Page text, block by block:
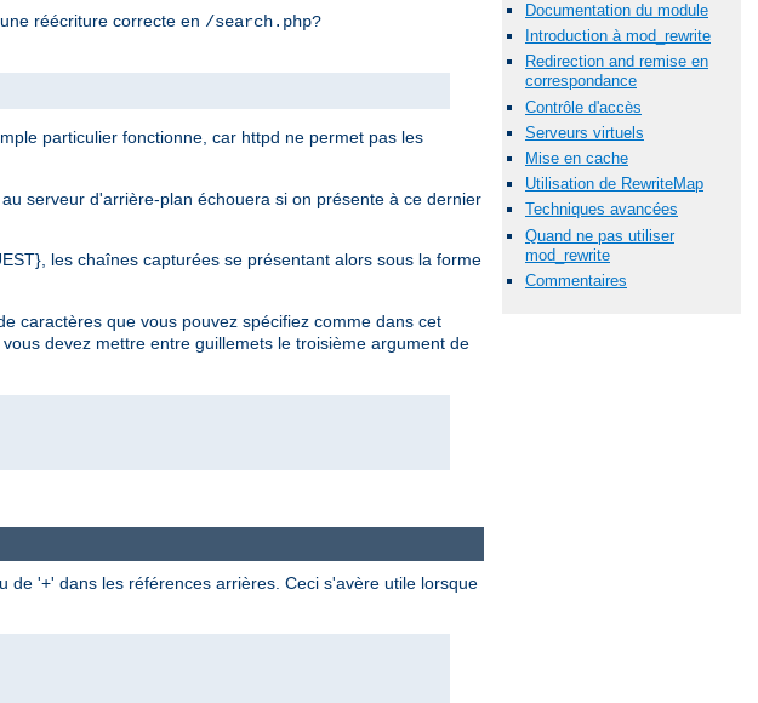
Documentation du module
Introduction à mod_rewrite
Redirection and remise en
correspondance
Contrôle d'accès
Serveurs virtuels
Mise en cache
Utilisation de RewriteMap
Techniques avancées
Quand ne pas utiliser
mod_rewrite
Commentaires
réécriture correcte en /search.php?
particulier fonctionne, car httpd ne permet pas les
serveur d'arrière-plan échouera si on présente à ce dernier
les chaînes capturées se présentant alors sous la forme
caractères que vous pouvez spécifiez comme dans cet
devez mettre entre guillemets le troisième argument de
de '+' dans les références arrières. Ceci s'avère utile lorsque